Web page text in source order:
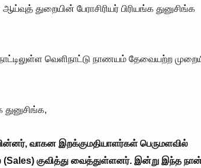
துறையின் பேராசிரியர் பிரியங்க துனுசிங்க
வெளிநாட்டு நாணயம் தேவையற்ற
துனுசிங்க,
வாகன இறக்குமதியாளர்கள் பெருமளவில்
குவித்து வைத்துள்ளனர். இன்று இந்த